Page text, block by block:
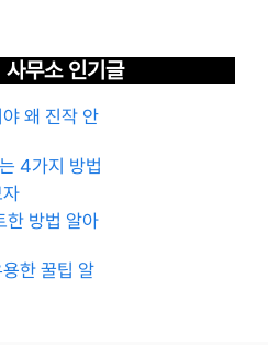
사무소 인기글
왜 진작 안
4가지 방법
한 방법 알아
한 꿀팁 알